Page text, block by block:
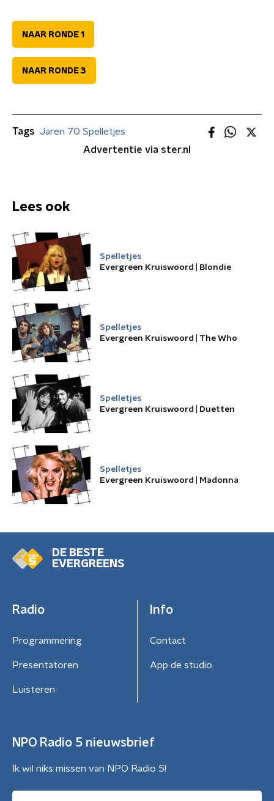
NAAR RONDE 1
NAAR RONDE 3
Tags
Jaren 70 Spelletjes
Advertentie via ster.nl
Lees ook
Spelletjes
Evergreen Kruiswoord | Blondie
Spelletjes
Evergreen Kruiswoord | The Who
Spelletjes
Evergreen Kruiswoord | Duetten
Spelletjes
Evergreen Kruiswoord | Madonna
DE BESTE
EVERGREENS
Radio
Programmering
Presentatoren
Luisteren
Info
Contact
App de studio
NPO Radio 5 nieuwsbrief
Ik wil niks missen van NPO Radio 5!